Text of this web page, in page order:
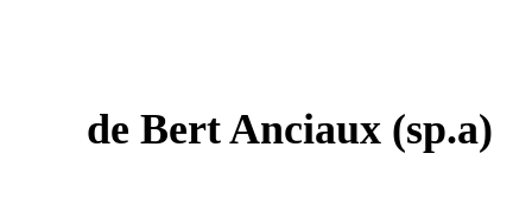
deBert Anciaux (sp.a)